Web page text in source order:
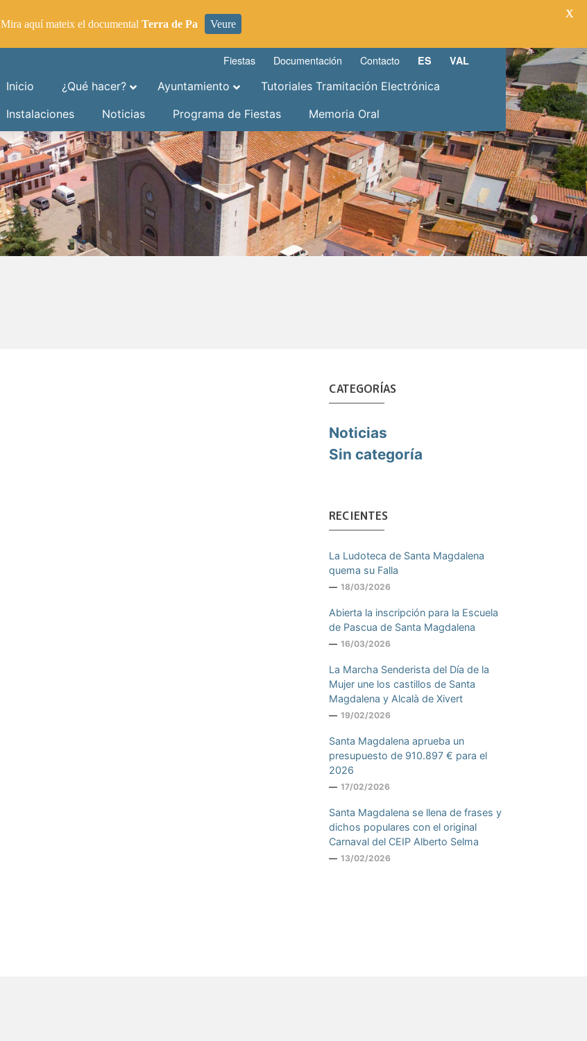
Fiestas Documentación Contacto ES
VAL
Inicio
¿Qué hacer? Ayuntamiento
Tutoriales Tramitación Electrónica
Instalaciones
Noticias Programa de Fiestas Memoria Oral
CATEGORÍAS
Noticias
Sin categoría
RECIENTES
La Ludoteca de Santa Magdalena
quema su Falla
18/03/2026
Abierta la inscripción para la Escuela
de Pascua de Santa Magdalena
16/03/2026
La Marcha Senderista del Día de la
Mujer une los castillos de Santa
Magdalena y Alcalà de Xivert
19/02/2026
Santa Magdalena aprueba un
presupuesto de 910.897 € para el
2026
17/02/2026
Santa Magdalena se llena de frases y
dichos populares con el original
Carnaval del CEIP Alberto Selma
13/02/2026
Mira aquí mateix el documental Terra de Pa Veure
X